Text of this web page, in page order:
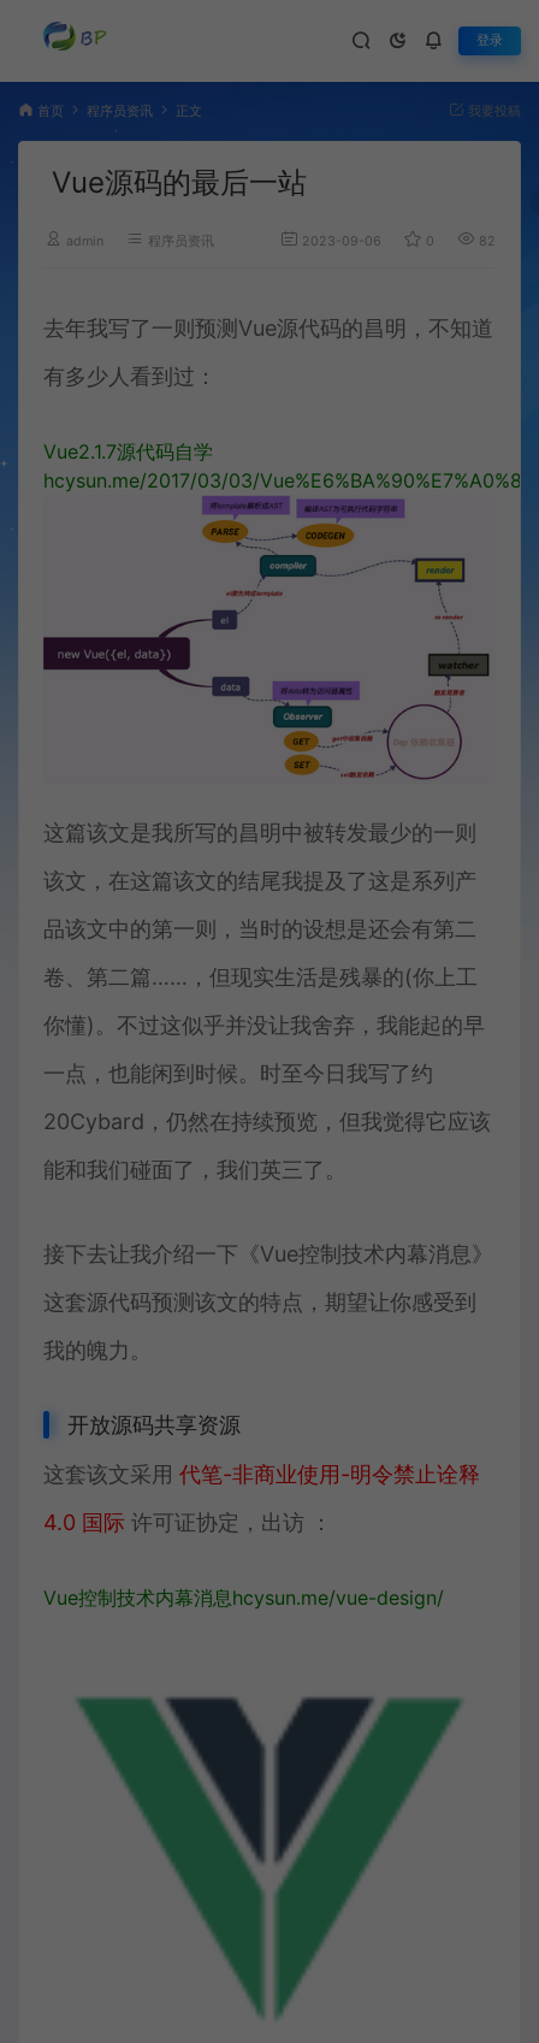
登录
首页 程序员资讯 正文 我要投稿
Vue源码的最后一站
admin 程序员资讯 2023-09-06 0 828
去年我写了一则预测Vue源代码的昌明，不知道
有多少人看到过：
Vue2.1.7源代码自学
hcysun.me/2017/03/03/
这篇该文是我所写的昌明中被转发最少的一则
该文，在这篇该文的结尾我提及了这是系列产
品该文中的第一则，当时的设想是还会有第二
卷、第二篇……，但现实生活是残暴的(你上工
你懂)。不过这似乎并没让我舍弃，我能起的早
一点，也能闲到时候。时至今日我写了约
20Cybard，仍然在持续预览，但我觉得它应该
能和我们碰面了，我们英三了。
接下去让我介绍一下《Vue控制技术内幕消息》
这套源代码预测该文的特点，期望让你感受到
我的魄力。
开放源码共享资源
这套该文采用 代笔-非商业使用-明令禁止诠释
4.0 国际 许可证协定，出访 ：
Vue控制技术内幕消息hcysun.me/vue-design/